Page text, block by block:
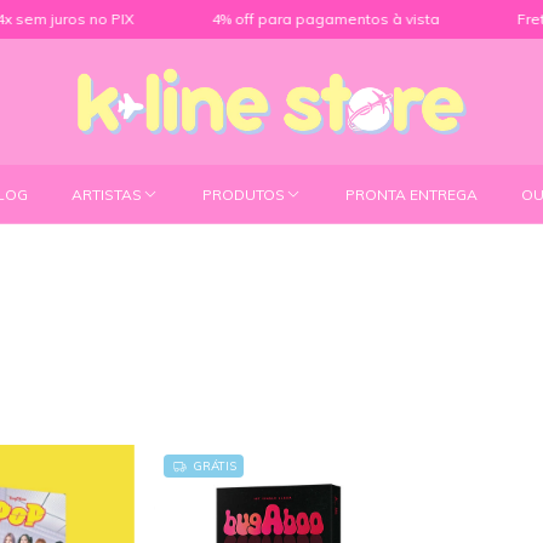
no PIX 4% off para pagamentos à vista Frete grátis
ARTISTAS PRODUTOS PRONTA ENTREGA
GRÁTIS